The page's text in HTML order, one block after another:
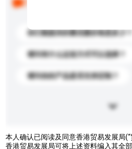
你们能提供的最优惠价格是多少？
请问有什么运送方式可以选择？
请问你的产品是否支持定制？
本人确认已阅读及同意香港贸易发展局(“
香港贸易发展局可将上述资料编入其全